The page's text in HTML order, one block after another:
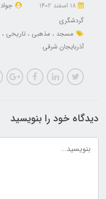
گردشگری
مسجد
مذهبی تاریخی
آذربایجان شرقی
دیدگاه خود را بنویسید